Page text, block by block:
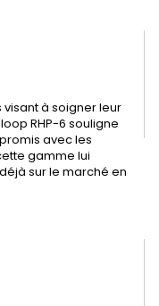
à soigner leur
RHP-6 souligne
avec les
gamme lui
sur le marché en